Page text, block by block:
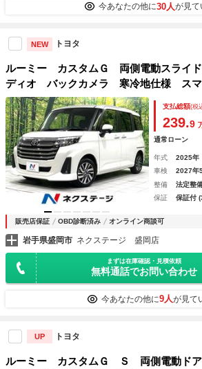
今あなたの他に30人が見て
NEW トヨタ
ルーミー カスタムＧ 両側電動スライ
ディオ バックカメラ 寒冷地仕様 ス
ダークルーズコントロール 禁煙車 ス
ッド ＥＴＣ 純正１４インチＡＷ
支払総額(税
239.9
通常ローン
年式 2025年
車検
2027年
整備
法定整
保証
保証付
販売店保証 OBD診断済み オンライン商談可
岩手県盛岡市 ネクステージ 盛岡店
まずは在庫確認・見積依頼
無料通話でお問い合わせ
今あなたの他に9人が見て
UP トヨタ
ルーミー カスタムＧ Ｓ 両側電動ド